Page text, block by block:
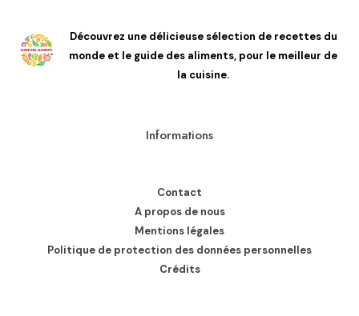
Découvrez une délicieuse sélection de recettes du
monde et le guide des aliments, pour le meilleur de
la cuisine.
Informations
Contact
A propos de nous
Mentions légales
Politique de protection des données personnelles
Crédits